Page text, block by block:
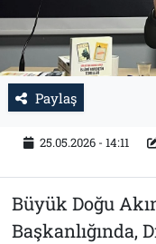
Paylaş
25.05.2026 - 14:11
Büyük Doğu
Başkanlığında,